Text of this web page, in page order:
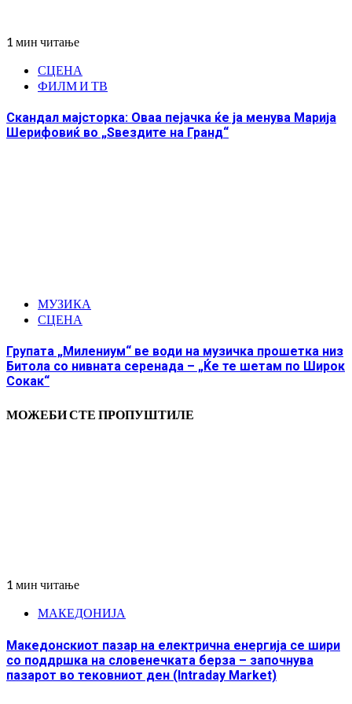
1 мин читање
СЦЕНА
ФИЛМ И ТВ
Скандал мајсторка: Оваа пејачка ќе ја менува Марија
Шерифовиќ во „Ѕвездите на Гранд“
МУЗИКА
СЦЕНА
Групата „Милениум“ ве води на музичка прошетка низ
Битола со нивната серенада – „Ќе те шетам по Широк
Сокак“
МОЖЕБИ СТЕ ПРОПУШТИЛЕ
1 мин читање
МАКЕДОНИЈА
Македонскиот пазар на електрична енергија се шири
со поддршка на словенечката берза – започнува
пазарот во тековниот ден (Intraday Market)